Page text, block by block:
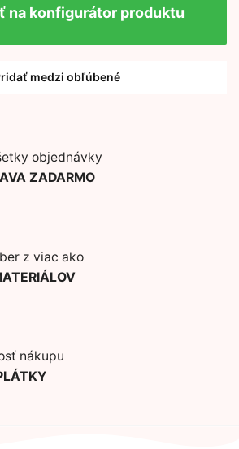
na konfigurátor produktu
medzi obľúbené
objednávky
ZADARMO
z viac ako
nákupu